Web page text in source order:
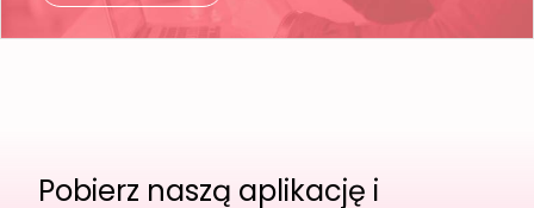
Pobierz naszą aplikację i